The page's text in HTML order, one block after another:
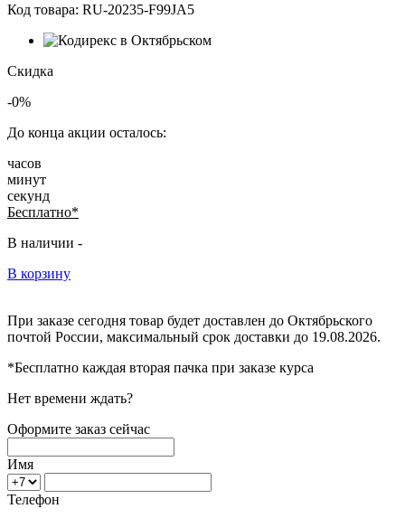
Код товара: RU-20235-F99JA5
Скидка
-0%
До конца акции осталось:
часов
минут
секунд
Бесплатно*
В наличии -
В корзину
При заказе сегодня товар будет доставлен до Октябрьского
почтой России, максимальный срок доставки до 19.08.2026.
*Бесплатно каждая вторая пачка при заказе курса
Нет времени ждать?
Оформите заказ сейчас
Имя
Телефон